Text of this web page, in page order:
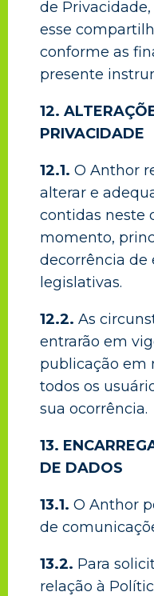
de
esse
conforme as
presente
12.
PRIVACIDADE
12.1. O Anthor
alterar e
contidas neste
momento,
decorrência de
legislativas.
12.2. As
entrarão em
publicação em
todos os
sua ocorrência.
13.
DE DADOS
13.1. O Anthor
de
13.2. Para
relação à